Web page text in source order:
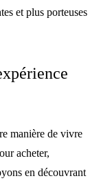
et plus porteuses
manière de vivre
acheter,
en découvrant